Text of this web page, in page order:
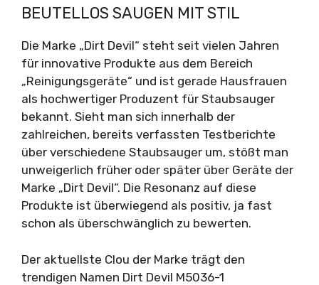
BEUTELLOS SAUGEN MIT STIL
Die Marke „Dirt Devil“ steht seit vielen Jahren
für innovative Produkte aus dem Bereich
„Reinigungsgeräte“ und ist gerade Hausfrauen
als hochwertiger Produzent für Staubsauger
bekannt. Sieht man sich innerhalb der
zahlreichen, bereits verfassten Testberichte
über verschiedene Staubsauger um, stößt man
unweigerlich früher oder später über Geräte der
Marke „Dirt Devil“. Die Resonanz auf diese
Produkte ist überwiegend als positiv, ja fast
schon als überschwänglich zu bewerten.
Der aktuellste Clou der Marke trägt den
trendigen Namen Dirt Devil M5036-1